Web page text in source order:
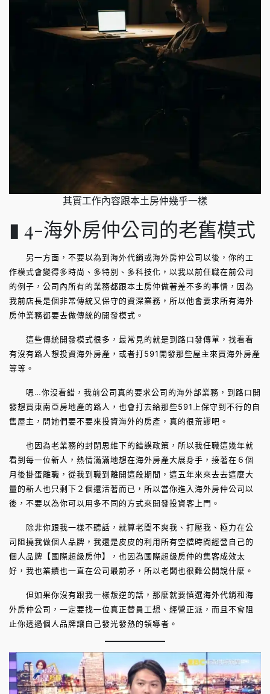
其實工作內容跟本土房仲幾乎一樣
▮ 4-海外房仲公司的老舊模式
另一方面，不要以為到海外代銷或海外房仲公司以後，你的工
作模式會變得多時尚、多特別、多科技化，以我以前任職在前公司
的例子，公司內所有的業務都跟本土房仲做著差不多的事情，因為
我前店長是個非常傳統又保守的資深業務，所以他會要求所有海外
房仲業務都要去做傳統的開發模式。
這些傳統開發模式很多，最常見的就是到路口發傳單，找看看
有沒有路人想投資海外房產，或者打591開發那些屋主來買海外房產
等等。
嗯…你沒看錯，我前公司真的要求公司的海外部業務，到路口開
發想買東南亞房地產的路人，也會打去給那些591上保守到不行的自
售屋主，問她們要不要來投資海外的房產，真的很荒謬吧。
也因為老業務的封閉思維下的錯誤政策，所以我任職這幾年就
看到每一位新人，熱情滿滿地想在海外房產大展身手，接著在６個
月後掛蛋離職，從我到職到離開這段期間，這五年來來去去這麼大
量的新人也只剩下２個還活著而已，所以當你進入海外房仲公司以
後，不要以為你可以用多不同的方式來開發投資客上門。
除非你跟我一樣不聽話，就算老闆不爽我、打壓我、極力在公
司阻撓我做個人品牌，我還是皮皮的利用所有空檔時間經營自己的
個人品牌【國際超級房仲】，也因為國際超級房仲的集客成效太
好，我也業績也一直在公司最前矛，所以老闆也很難公開說什麼。
但如果你沒有跟我一樣叛逆的話，那麼就要慎選海外代銷和海
外房仲公司，一定要找一位真正替員工想、經營正派，而且不會阻
止你透過個人品牌讓自己發光發熱的領導者。